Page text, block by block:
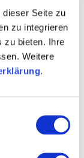
Seite zu
zu integrieren
zu bieten. Ihre
Weitere
.